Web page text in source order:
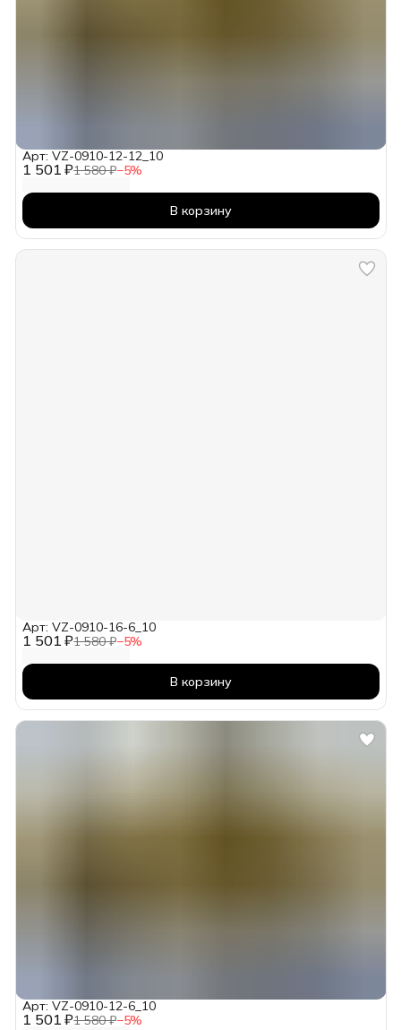
1 501 ₽1 580 ₽−5%
Арт: VZ-0910-12-12_10
В корзину
1 501 ₽1 580 ₽−5%
Арт: VZ-0910-16-6_10
В корзину
1 501 ₽1 580 ₽−5%
Арт: VZ-0910-12-6_10